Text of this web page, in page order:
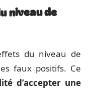
niveau de
du niveau de
faux positifs. Ce
d’accepter une